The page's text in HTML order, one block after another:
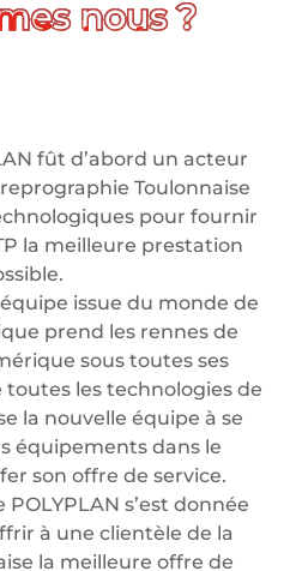
fût d’abord un acteur
Toulonnaise
pour fournir
la meilleure prestation
issue du monde de
prend les rennes de
sous toutes ses
les technologies de
la nouvelle équipe à se
équipements dans le
son offre de service.
s’est donnée
à une clientèle de la
la meilleure offre de